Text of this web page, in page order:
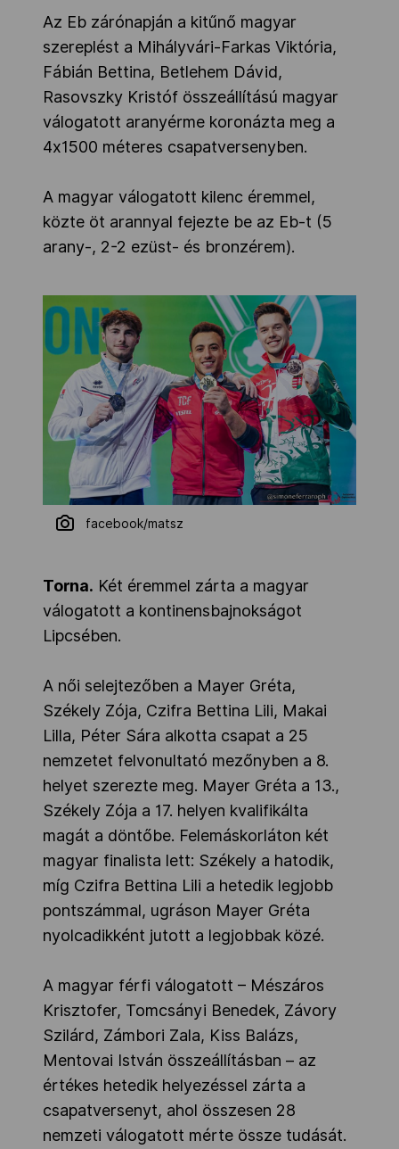
Az Eb zárónapján a kitűnő magyar
szereplést a Mihályvári-Farkas Viktória,
Fábián Bettina, Betlehem Dávid,
Rasovszky Kristóf összeállítású magyar
válogatott aranyérme koronázta meg a
4x1500 méteres csapatversenyben.
A magyar válogatott kilenc éremmel,
közte öt arannyal fejezte be az Eb-t (5
arany-, 2-2 ezüst- és bronzérem).
facebook/matsz
Torna. Két éremmel zárta a magyar
válogatott a kontinensbajnokságot
Lipcsében.
A női selejtezőben a Mayer Gréta,
Székely Zója, Czifra Bettina Lili, Makai
Lilla, Péter Sára alkotta csapat a 25
nemzetet felvonultató mezőnyben a 8.
helyet szerezte meg. Mayer Gréta a 13.,
Székely Zója a 17. helyen kvalifikálta
magát a döntőbe. Felemáskorláton két
magyar finalista lett: Székely a hatodik,
míg Czifra Bettina Lili a hetedik legjobb
pontszámmal, ugráson Mayer Gréta
nyolcadikként jutott a legjobbak közé.
A magyar férfi válogatott – Mészáros
Krisztofer, Tomcsányi Benedek, Závory
Szilárd, Zámbori Zala, Kiss Balázs,
Mentovai István összeállításban – az
értékes hetedik helyezéssel zárta a
csapatversenyt, ahol összesen 28
nemzeti válogatott mérte össze tudását.